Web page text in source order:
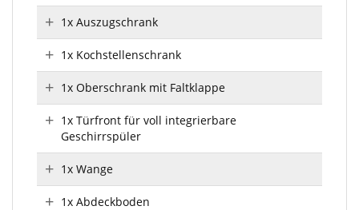
1x Auszugschrank
1x Kochstellenschrank
1x Oberschrank mit Faltklappe
1x Türfront für voll integrierbare
Geschirrspüler
1x Wange
1x Abdeckboden